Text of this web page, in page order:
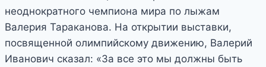
неоднократного чемпиона мира по лыжам
Валерия Тараканова. На открытии выставки,
посвященной олимпийскому движению, Валерий
Иванович сказал: «За все это мы должны быть